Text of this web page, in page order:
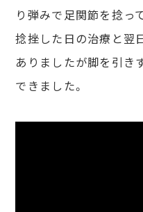
り弾みで足関節を捻っ
捻挫した日の治療と翌
ありましたが脚を引き
できました。